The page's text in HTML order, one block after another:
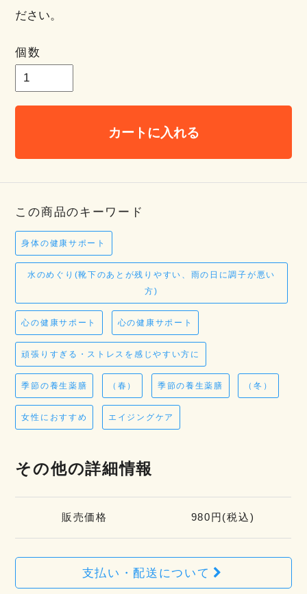
ださい。
個数
カートに入れる
この商品のキーワード
身体の健康サポート
水のめぐり(靴下のあとが残りやすい、雨の日に調子が悪い
方)
心の健康サポート 心の健康サポート
頑張りすぎる・ストレスを感じやすい方に
季節の養生薬膳 （春） 季節の養生薬膳 （冬）
女性におすすめ エイジングケア
その他の詳細情報
販売価格 980円(税込)
支払い・配送について